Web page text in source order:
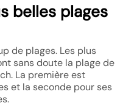
belles plages
de plages. Les plus
sans doute la plage de
La première est
et la seconde pour ses